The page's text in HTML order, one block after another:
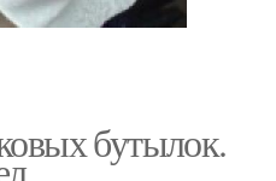
бутылок.